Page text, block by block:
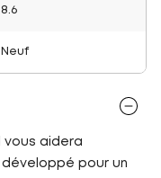
8.6
Neuf
vous aidera
pour un